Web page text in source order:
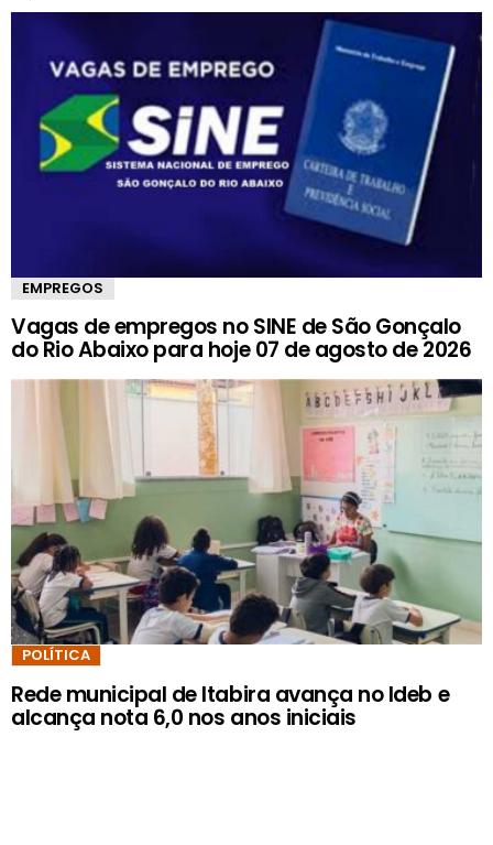
EMPREGOS
Vagas de empregos no SINE de São Gonçalo
do Rio Abaixo para hoje 07 de agosto de 2026
POLÍTICA
Rede municipal de Itabira avança no Ideb e
alcança nota 6,0 nos anos iniciais